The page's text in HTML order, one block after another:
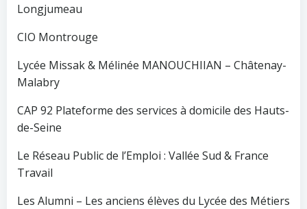
Longjumeau
CIO Montrouge
Lycée Missak & Mélinée MANOUCHIIAN – Châtenay-
Malabry
CAP 92 Plateforme des services à domicile des Hauts-
de-Seine
Le Réseau Public de l’Emploi : Vallée Sud & France
Travail
Les Alumni – Les anciens élèves du Lycée des Métiers